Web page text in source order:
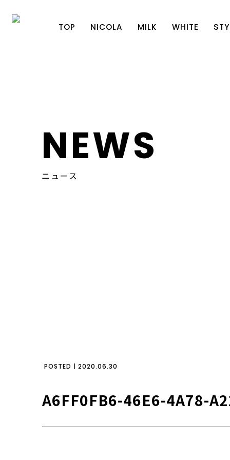
TOP NICOLA MILK WHITE
NEWS
ニュース
POSTED | 2020.06.30
A6FF0FB6-46E6-4A78-